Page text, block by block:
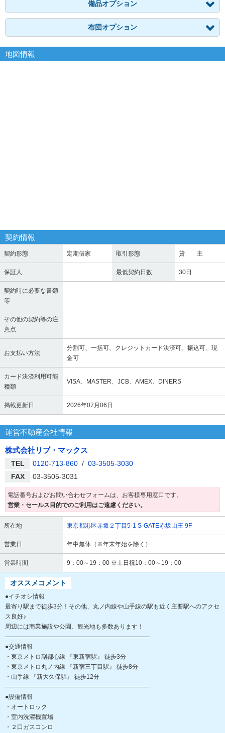
備品オプション
布団オプション
地図情報
契約情報
契約形態 定期借家 取引形態 貸 主
保証人 最低契約日数 30日
契約時に必要な書類
等
その他の契約等の注
意点
お支払い方法
分割可、一括可、クレジットカード決済可、振込可、現
金可
カード決済利用可能
種類
VISA、MASTER、JCB、AMEX、DINERS
掲載更新日 2026年07月06日
運営不動産会社情報
株式会社リブ・マックス
TEL 0120-713-860 / 03-3505-3030
FAX
03-3505-3031
電話番号およびお問い合わせフォームは、お客様専用窓口です。
営業・セールス目的でのご利用はご遠慮ください。
所在地 東京都港区赤坂２丁目5-1 S-GATE赤坂山王 9F
営業日 年中無休（※年末年始を除く）
営業時間 9：00～19：00 ※土日祝10：00～19：00
オススメコメント
●イチオシ情報
最寄り駅まで徒歩3分！その他、丸ノ内線や山手線の駅も近く主要駅へのアクセ
ス良好♪
周辺には商業施設や公園、観光地も多数あります！
――――――――――――――――――――――――
●交通情報
・東京メトロ副都心線 『東新宿駅』 徒歩3分
・東京メトロ丸ノ内線 『新宿三丁目駅』 徒歩8分
・山手線 『新大久保駅』 徒歩12分
――――――――――――――――――――――――
●設備情報
・オートロック
・室内洗濯機置場
・２口ガスコンロ